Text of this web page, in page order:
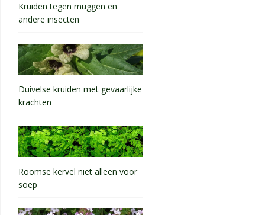
Kruiden tegen muggen en
andere insecten
Duivelse kruiden met gevaarlijke
krachten
Roomse kervel niet alleen voor
soep